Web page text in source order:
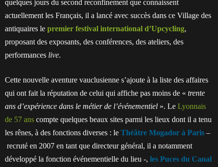
quelques jours du second reconfinement que connaissent
actuellement les Français, il a lancé avec succès dans ce Village des
antiquaires le premier festival international d’Upcycling,
proposant des exposants, des conférences, des ateliers, des
performances live.
Cette nouvelle aventure vauclusienne s’ajoute à la liste des affaires
qui ont fait la réputation de celui qui affiche pas moins de « trente
ans d’expérience dans le métier de l’événementiel ». Le Lyonnais
de 57 ans compte quelques beaux sites parmi les lieux dont il a tenu
les rênes, à des fonctions diverses : le Théâtre Mogador à Paris –
recruté en 2007 en tant que directeur général, il a notamment
développé la fonction événementielle du lieu -, les Puces du Canal